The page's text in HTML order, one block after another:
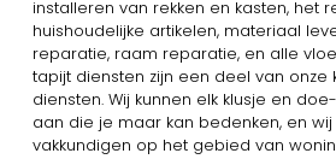
installeren van rekken en kasten, het
huishoudelijke artikelen, materiaal
reparatie, raam reparatie, en alle
tapijt diensten zijn een deel van onze
diensten. Wij kunnen elk klusje en
aan die je maar kan bedenken, en
vakkundigen op het gebied van